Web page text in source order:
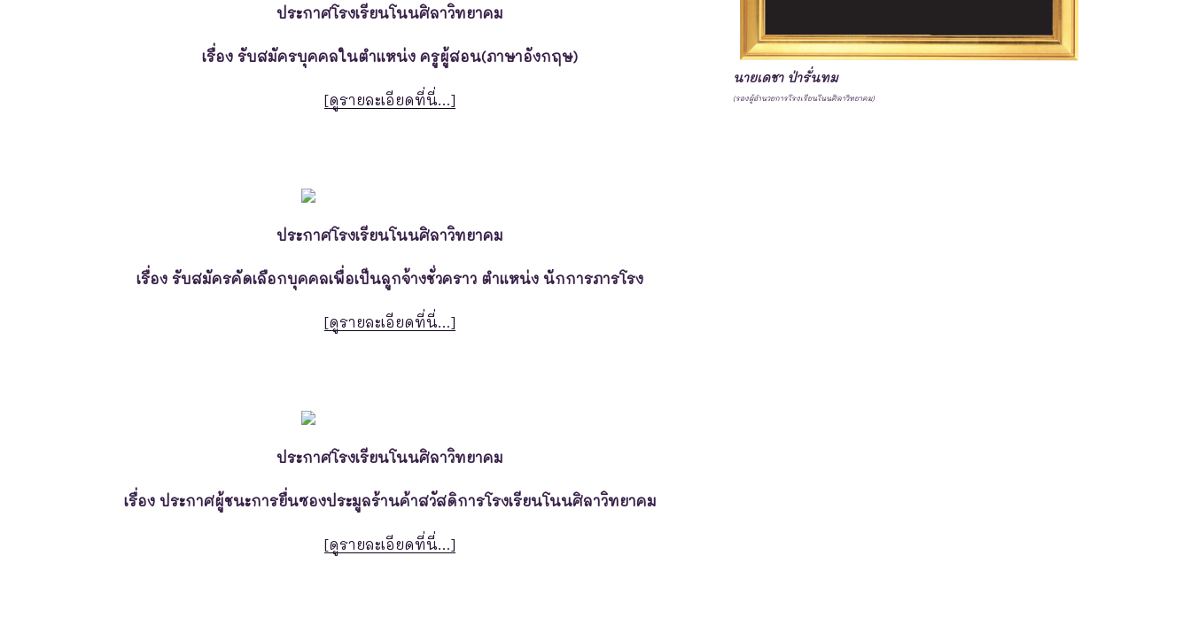
ประกาศโรงเรียนโนนศิลาวิทยาคม
เรื่อง รับสมัครบุคคลในตำแหน่ง ครูผู้สอน(ภาษาอังกฤษ)
[ดูรายละเอียดที่นี่…]
ประกาศโรงเรียนโนนศิลาวิทยาคม
เรื่อง รับสมัครคัดเลือกบุคคลเพื่อเป็นลูกจ้างชั่วคราว ตําแหน่ง นักการภารโรง
[ดูรายละเอียดที่นี่…]
ประกาศโรงเรียนโนนศิลาวิทยาคม
เรื่อง ประกาศผู้ชนะการยื่นซองประมูลร้านค้าสวัสดิการโรงเรียนโนนศิลาวิทยาคม
[ดูรายละเอียดที่นี่…]
นายเดชา ป่ารั่นทม
(รองผู้อำนวยการโรงเรียนโนนศิลาวิทยาคม)